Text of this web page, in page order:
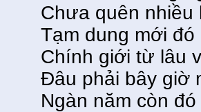
Chưa quên
Tạm dung mới
Chính giới từ lâu
Ðâu phải bây giờ
Ngàn năm còn